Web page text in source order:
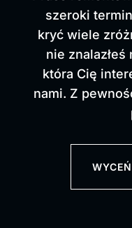
szeroki
kryć wiele
nie znalazłeś
która Cię
nami. Z